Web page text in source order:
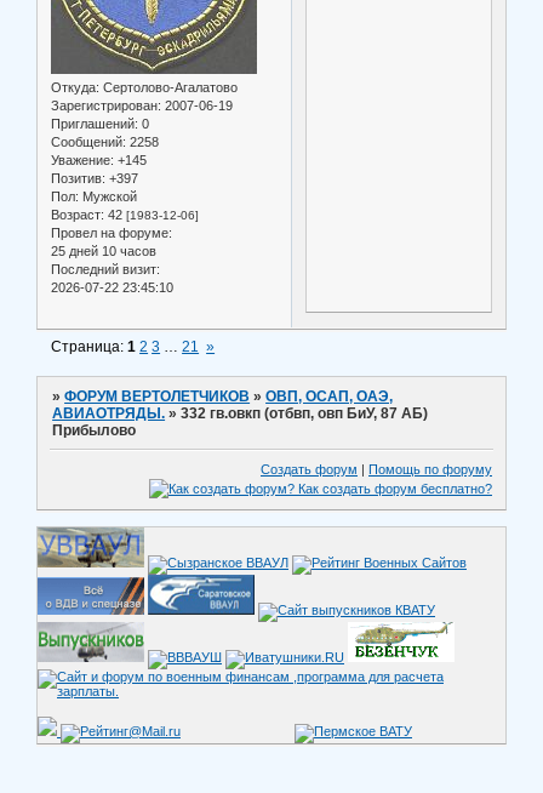
Откуда: Сертолово-Агалатово
Зарегистрирован: 2007-06-19
Приглашений: 0
Сообщений: 2258
Уважение: +145
Позитив: +397
Пол: Мужской
Возраст: 42 [1983-12-06]
Провел на форуме:
25 дней 10 часов
Последний визит:
2026-07-22 23:45:10
Страница:1 2 3 21 »
»ФОРУМ ВЕРТОЛЕТЧИКОВ »ОВП, ОСАП, ОАЭ,
АВИАОТРЯДЫ. »332 гв.овкп (отбвп, овп БиУ, 87 АБ)
Прибылово
Создать форум | Помощь по форуму